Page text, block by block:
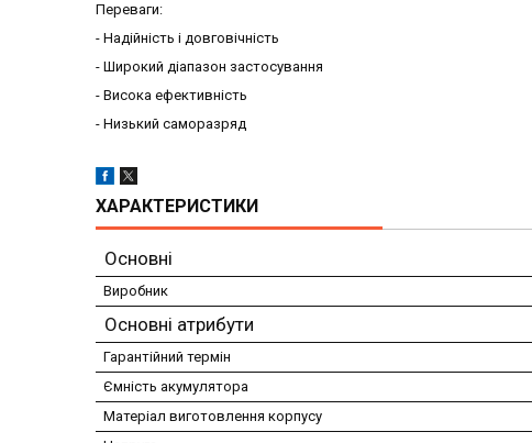
Переваги:
- Надійність і довговічність
- Широкий діапазон застосування
- Висока ефективність
- Низький саморазряд
ХАРАКТЕРИСТИКИ
Основні
Виробник
Основні атрибути
Гарантійний термін
Ємність акумулятора
Матеріал виготовлення корпусу